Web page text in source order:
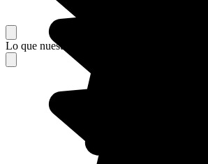
Lo que nuestros viajeros piensan de su estancia